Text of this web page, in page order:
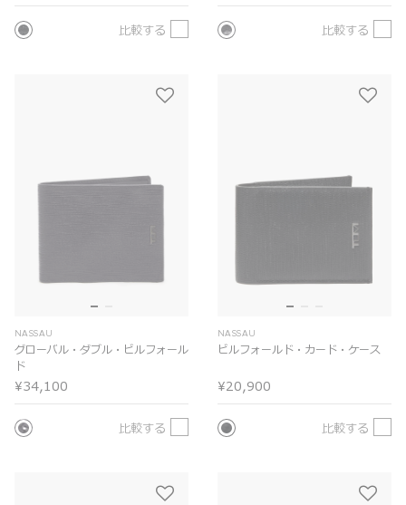
比較する 比較する
NASSAU
グローバル・ダブル・ビルフォール
ド
¥34,100
比較する
NASSAU
ビルフォールド・カード・ケース
¥20,900
比較する